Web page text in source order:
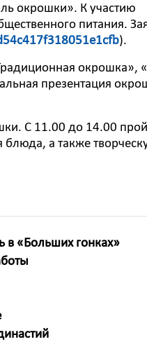
окрошки». К участию
питания.
).
окрошка»,
презентация
С 11.00 до 14.00
а также
в «Больших гонках»